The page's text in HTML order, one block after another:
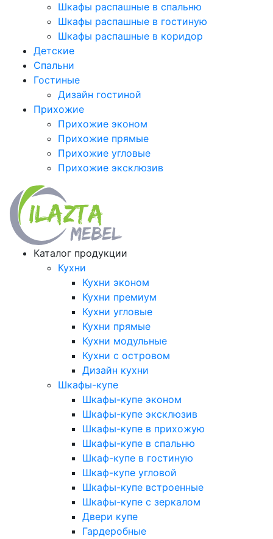
Шкафы распашные в спальню
Шкафы распашные в гостиную
Шкафы распашные в коридор
Детские
Спальни
Гостиные
Дизайн гостиной
Прихожие
Прихожие эконом
Прихожие прямые
Прихожие угловые
Прихожие эксклюзив
Каталог продукции
Кухни
Кухни эконом
Кухни премиум
Кухни угловые
Кухни прямые
Кухни модульные
Кухни с островом
Дизайн кухни
Шкафы-купе
Шкафы-купе эконом
Шкафы-купе эксклюзив
Шкафы-купе в прихожую
Шкафы-купе в спальню
Шкаф-купе в гостиную
Шкаф-купе угловой
Шкафы-купе встроенные
Шкафы-купе с зеркалом
Двери купе
Гардеробные